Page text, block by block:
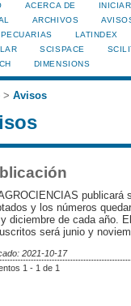
ACERCA DE
ARCHIVOS
LATINDEX
SCISPACE
DIMENSIONS
> Avisos
publicará
y los números
diciembre de cada año.
será junio y
2021-10-17
1 - 1 de 1